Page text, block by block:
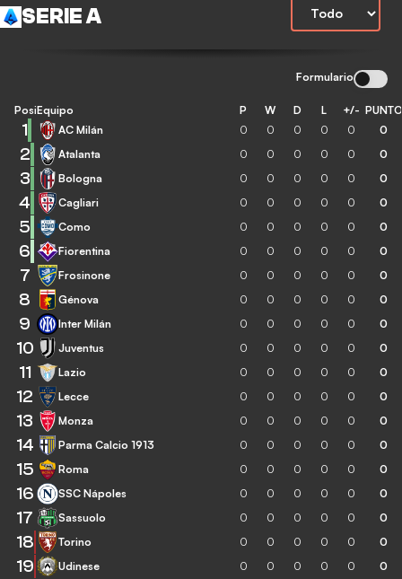
SERIE A
Formulario
Posición
Equipo P W D L +/-
1 AC Milán 0 0 0 0 0 0
2 Atalanta 0 0 0 0 0 0
3 Bologna 0 0 0 0 0 0
4 Cagliari 0 0 0 0 0 0
5 Como 0 0 0 0 0 0
6 Fiorentina 0 0 0 0 0 0
7 Frosinone 0 0 0 0 0 0
8 Génova 0 0 0 0 0 0
9 Inter Milán 0 0 0 0 0 0
10 Juventus 0 0 0 0 0 0
11 Lazio 0 0 0 0 0 0
12 Lecce 0 0 0 0 0 0
13 Monza 0 0 0 0 0 0
14 Parma Calcio 1913 0 0 0 0 0 0
15 Roma 0 0 0 0 0 0
16 SSC Nápoles 0 0 0 0 0 0
17 Sassuolo 0 0 0 0 0 0
18 Torino 0 0 0 0 0 0
19 Udinese 0 0 0 0 0 0